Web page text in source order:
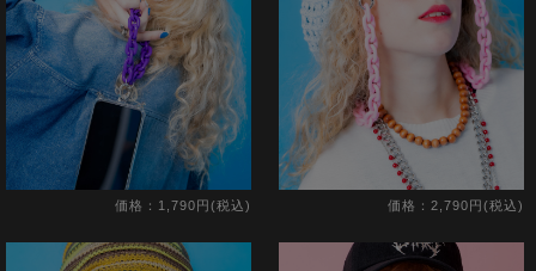
価格：1,790円(税込) 価格：2,790円(税込)